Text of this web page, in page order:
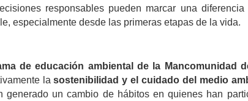
responsables pueden marcar una
especialmente desde las primeras etapas de la vida.
de educación ambiental de la Mancomunidad
la sostenibilidad y el cuidado del medio
generado un cambio de hábitos en quienes han